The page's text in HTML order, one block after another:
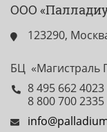
ООО
123290,
БЦ «Магистраль
8 495 662
8 800 700 2335